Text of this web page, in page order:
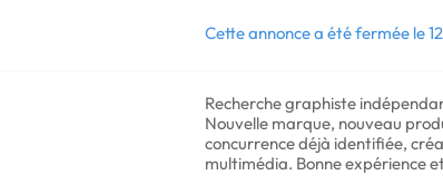
Cette annonce a été fermée le
Recherche graphiste
Nouvelle marque, nouveau
concurrence déjà identifiée,
multimédia. Bonne expérience